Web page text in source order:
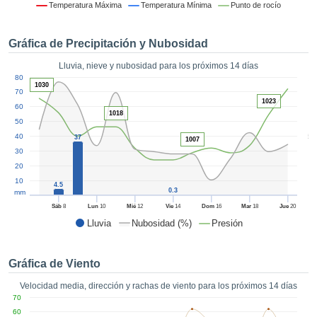
permite
contenido
sin coste.
botón
en
así como
un perfil
para
ACEPTAR
CONTINUAR
CONFIGURACIÓN
Temperatura Máxima Temperatura Mínima Punto de rocío
Gráfica de Precipitación y Nubosidad
Lluvia, nieve y nubosidad para los próximos 14 días
Lluvia Nubosidad (%) Presión
50
Sáb8 Lun 10 Mié 12 Vie 14 Dom16 Mar18 Jue 20
10
20
30
40
50
60
70
80
mm
4.5
37
0.3
1030
1018
1007
1023
Gráfica de Viento
Velocidad media, dirección y rachas de viento para los próximos 14 días
60
70